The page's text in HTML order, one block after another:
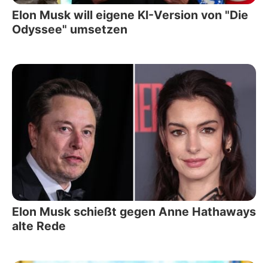
Elon Musk will eigene KI-Version von "Die
Odyssee" umsetzen
Elon Musk schießt gegen Anne Hathaways
alte Rede